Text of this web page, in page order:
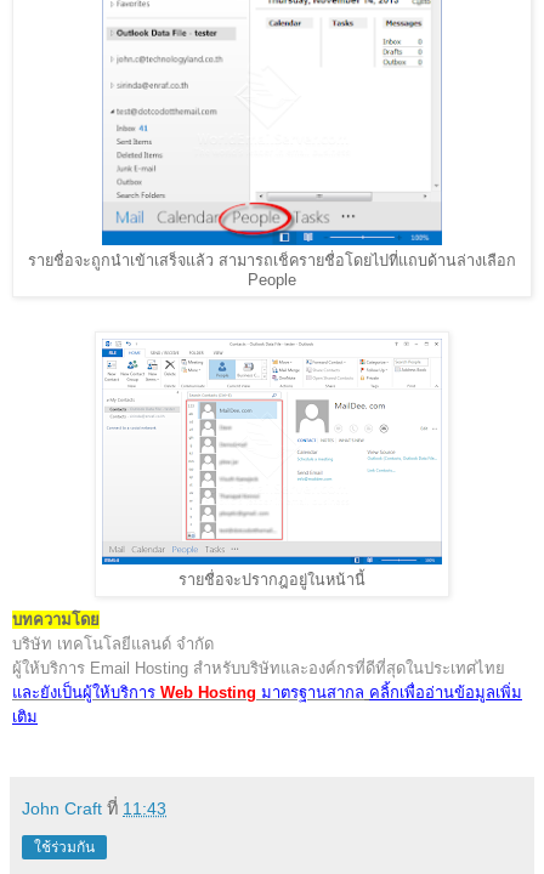
รายชื่อจะถูกนำเข้าเสร็จแล้ว สามารถเช็ครายชื่อโดยไปที่แถบด้านล่างเลือก
People
รายชื่อจะปรากฎอยู่ในหน้านี้
บทความโดย
บริษัท เทคโนโลยีแลนด์ จำกัด
ผู้ให้บริการ Email Hosting สำหรับบริษัทและองค์กรที่ดีที่สุดในประเทศไทย
และยังเป็นผู้ให้บริการ Web Hosting มาตรฐานสากล คลิ้กเพื่ออ่านข้อมูลเพิ่ม
เติม
John Craft ที่ 11:43
ใช้ร่วมกัน